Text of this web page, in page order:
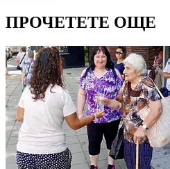
ПРОЧЕТЕТЕ ОЩЕ